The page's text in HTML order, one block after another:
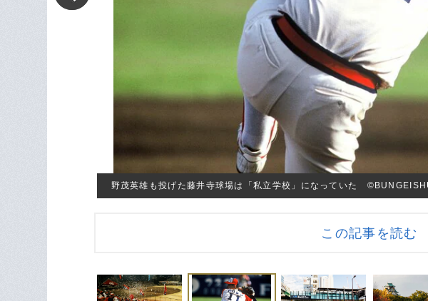
野茂英雄も投げた藤井寺球場は「私立学校」になっていた
この記事を読む